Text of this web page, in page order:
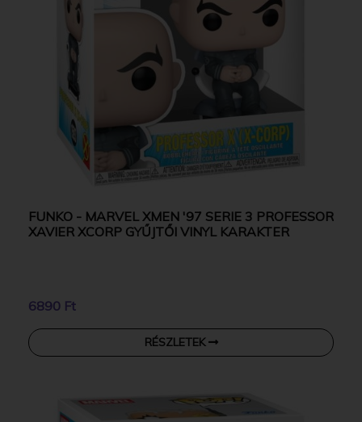
FUNKO - MARVEL XMEN '97 SERIE 3 PROFESSOR
XAVIER XCORP GYŰJTŐI VINYL KARAKTER
6890 Ft
RÉSZLETEK